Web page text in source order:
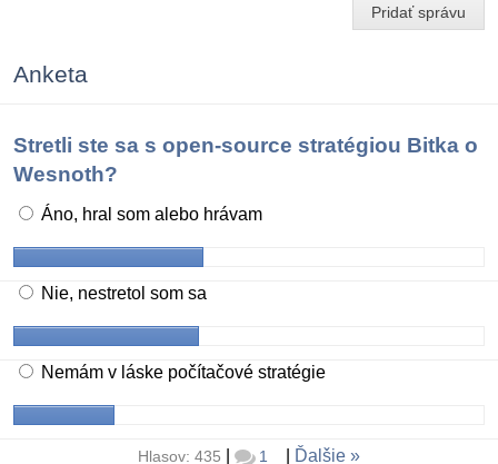
Pridať správu
Anketa
Stretli ste sa s open-source stratégiou Bitka o
Wesnoth?
Áno, hral som alebo hrávam
Nie, nestretol som sa
Nemám v láske počítačové stratégie
Hlasov: 435 1 Ďalšie